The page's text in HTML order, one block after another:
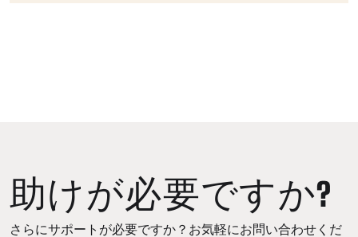
助けが必要ですか?
さらにサポートが必要ですか？お気軽にお問い合わせくだ